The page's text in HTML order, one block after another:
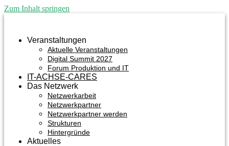
Zum Inhalt springen
Veranstaltungen
Aktuelle Veranstaltungen
Digital Summit 2027
Forum Produktion und IT
IT-ACHSE-CARES
Das Netzwerk
Netzwerkarbeit
Netzwerkpartner
Netzwerkpartner werden
Strukturen
Hintergründe
Aktuelles